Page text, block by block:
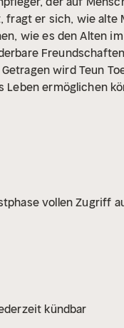
fragt er sich, wie
wie es den Alten
wird Teun
ermöglichen
vollen Zugriff
kündbar